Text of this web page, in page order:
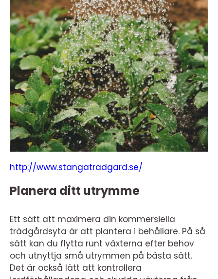
http://www.stangatradgard.se/
Planera ditt utrymme
Ett sätt att maximera din kommersiella
trädgårdsyta är att plantera i behållare. På så
sätt kan du flytta runt växterna efter behov
och utnyttja små utrymmen på bästa sätt.
Det är också lätt att kontrollera